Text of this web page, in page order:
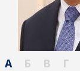
А Б В Г